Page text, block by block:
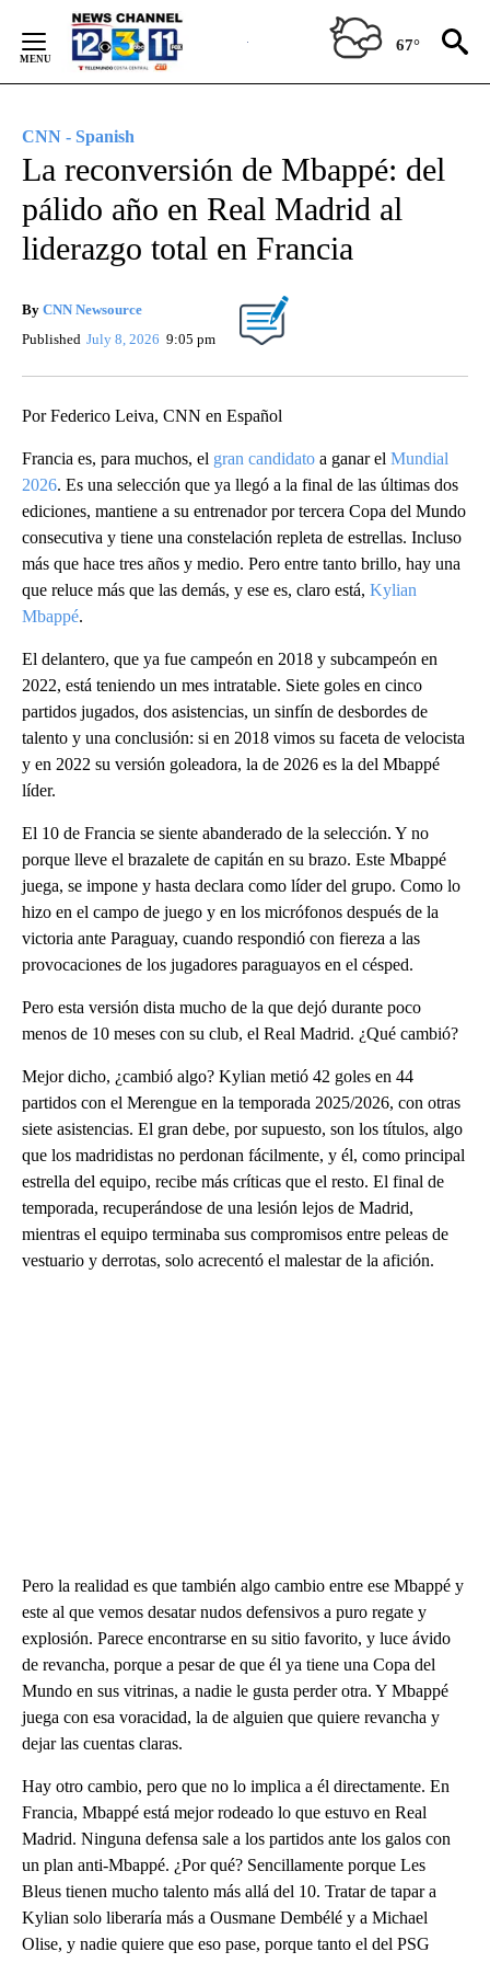
Content
67°
CNN - Spanish
La reconversión de Mbappé: del
pálido año en Real Madrid al
liderazgo total en Francia
By CNN Newsource
Published July 8, 2026 9:05 pm
Por Federico Leiva, CNN en Español
Francia es, para muchos, el gran candidato a ganar el Mundial
2026. Es una selección que ya llegó a la final de las últimas dos
ediciones, mantiene a su entrenador por tercera Copa del Mundo
consecutiva y tiene una constelación repleta de estrellas. Incluso
más que hace tres años y medio. Pero entre tanto brillo, hay una
que reluce más que las demás, y ese es, claro está, Kylian
Mbappé.
El delantero, que ya fue campeón en 2018 y subcampeón en
2022, está teniendo un mes intratable. Siete goles en cinco
partidos jugados, dos asistencias, un sinfín de desbordes de
talento y una conclusión: si en 2018 vimos su faceta de velocista
y en 2022 su versión goleadora, la de 2026 es la del Mbappé
líder.
El 10 de Francia se siente abanderado de la selección. Y no
porque lleve el brazalete de capitán en su brazo. Este Mbappé
juega, se impone y hasta declara como líder del grupo. Como lo
hizo en el campo de juego y en los micrófonos después de la
victoria ante Paraguay, cuando respondió con fiereza a las
provocaciones de los jugadores paraguayos en el césped.
Pero esta versión dista mucho de la que dejó durante poco
menos de 10 meses con su club, el Real Madrid. ¿Qué cambió?
Mejor dicho, ¿cambió algo? Kylian metió 42 goles en 44
partidos con el Merengue en la temporada 2025/2026, con otras
siete asistencias. El gran debe, por supuesto, son los títulos, algo
que los madridistas no perdonan fácilmente, y él, como principal
estrella del equipo, recibe más críticas que el resto. El final de
temporada, recuperándose de una lesión lejos de Madrid,
mientras el equipo terminaba sus compromisos entre peleas de
vestuario y derrotas, solo acrecentó el malestar de la afición.
Pero la realidad es que también algo cambio entre ese Mbappé y
este al que vemos desatar nudos defensivos a puro regate y
explosión. Parece encontrarse en su sitio favorito, y luce ávido
de revancha, porque a pesar de que él ya tiene una Copa del
Mundo en sus vitrinas, a nadie le gusta perder otra. Y Mbappé
juega con esa voracidad, la de alguien que quiere revancha y
dejar las cuentas claras.
Hay otro cambio, pero que no lo implica a él directamente. En
Francia, Mbappé está mejor rodeado lo que estuvo en Real
Madrid. Ninguna defensa sale a los partidos ante los galos con
un plan anti-Mbappé. ¿Por qué? Sencillamente porque Les
Bleus tienen mucho talento más allá del 10. Tratar de tapar a
Kylian solo liberaría más a Ousmane Dembélé y a Michael
Olise, y nadie quiere que eso pase, porque tanto el del PSG